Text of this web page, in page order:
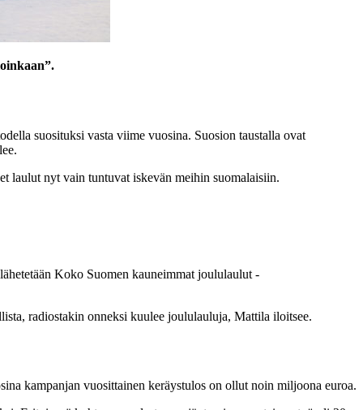
suosituksi vasta viime vuosina. Suosion taustalla ovat
laulut nyt vain tuntuvat iskevän meihin suomalaisiin.
Koko Suomen kauneimmat joululaulut -
radiostakin onneksi kuulee joululauluja, Mattila iloitsee.
kampanjan vuosittainen keräystulos on ollut noin miljoona euroa.